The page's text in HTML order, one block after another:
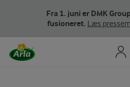
Fra 1. juni er DMK
fusioneret. Læs